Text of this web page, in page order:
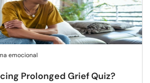
emocional
Prolonged Grief Quiz?